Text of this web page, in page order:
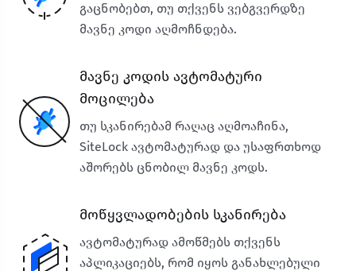
გაცნობებთ, თუ თქვენს ვებგვერდზე
მავნე კოდი აღმოჩნდება.
მავნე კოდის ავტომატური
მოცილება
თუ სკანირებამ რაღაც აღმოაჩინა,
SiteLock ავტომატურად და უსაფრთხოდ
აშორებს ცნობილ მავნე კოდს.
მოწყვლადობების სკანირება
ავტომატურად ამოწმებს თქვენს
აპლიკაციებს, რომ იყოს განახლებული